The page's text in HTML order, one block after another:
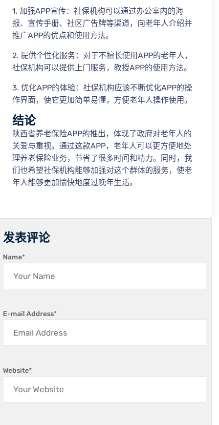
1. 加强APP宣传：社保机构可以通过办公室内的海
报、宣传手册、社区广告牌等渠道，向老年人介绍并
推广APP的优点和使用方法。
2. 提供个性化服务：对于不擅长使用APP的老年人，
社保机构可以提供上门服务，教授APP的使用方法。
3. 优化APP的体验：社保机构应该不断优化APP的操
作界面，使它更加简单易懂，方便老年人操作使用。
结论
陕西省养老保险APP的推出，体现了政府对老年人的
关爱与重视。通过这款APP，老年人可以更方便地处
理养老保险业务，节省了很多时间和精力。同时，我
们也希望社保机构能够加强对这个群体的服务，使老
年人能够更加愉快地度过晚年生活。
发表评论
Name*
E-mail Address*
Website*